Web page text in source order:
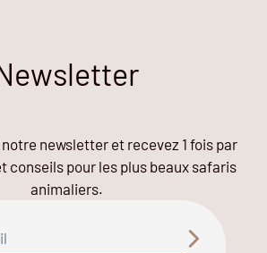
newsletter et recevez 1 fois par
conseils pour les plus beaux safaris
animaliers.